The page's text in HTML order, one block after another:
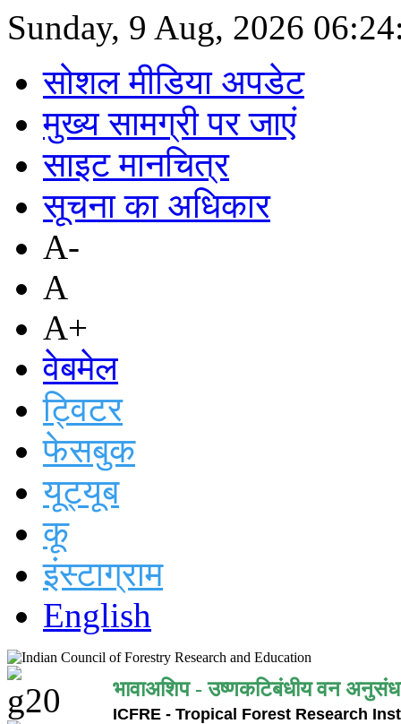
Sunday, 9 Aug, 2026
सोशल मीडिया अपडेट
मुख्य सामग्री पर जाएं
साइट मानचित्र
सूचना का अधिकार
A-
A
A+
वेबमेल
ट्विटर
फेसबुक
यूट्यूब
कू
इंस्टाग्राम
English
भावाअशिप - उष्णकटिबंधीय वन
ICFRE - Tropical Forest Research